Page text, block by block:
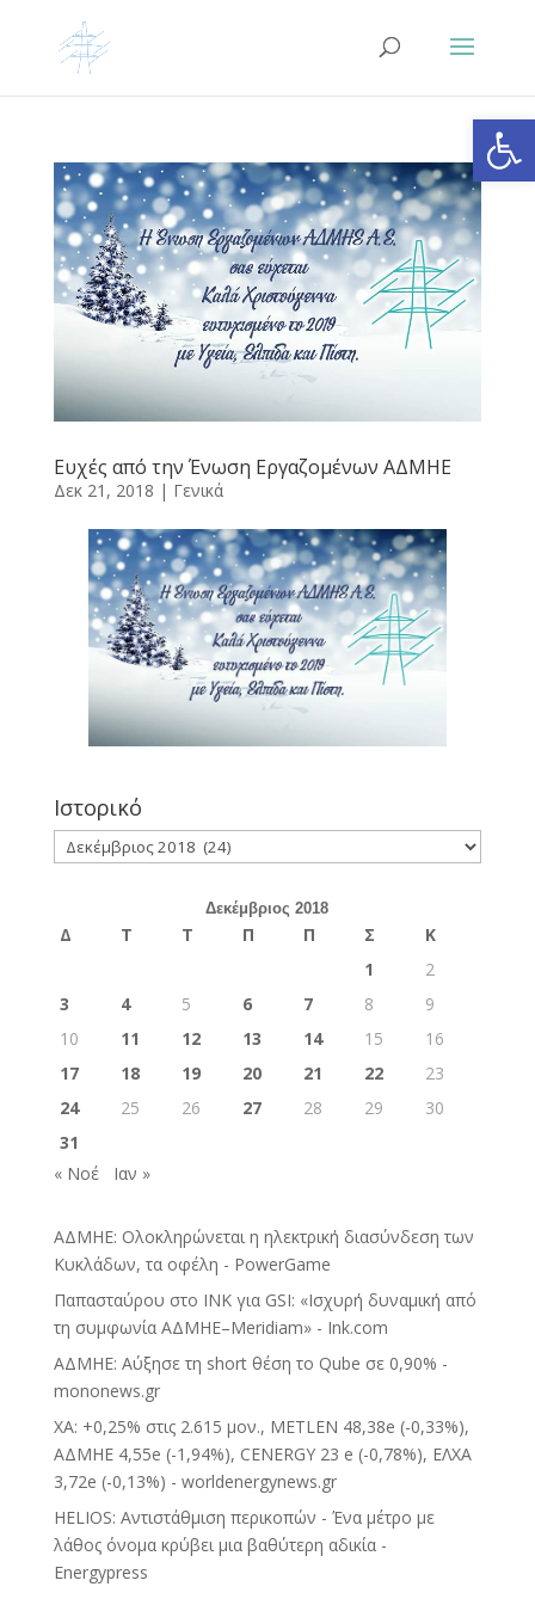
Ευχές από την Ένωση Εργαζομένων ΑΔΜΗΕ
Δεκ 21, 2018 | Γενικά
Ιστορικό
Ιστορικό
Δεκέμβριος 2018
Δ Τ Τ Π Π Σ
Κ
1
2
3
4 5 6 7 8
9
10
11 12 13 14 15
16
17
18 19 20 21 22
23
24
25 26 27 28 29
30
31
« Νοέ
Ιαν »
ΑΔΜΗΕ: Ολοκληρώνεται η ηλεκτρική διασύνδεση των
Κυκλάδων, τα οφέλη - PowerGame
Παπασταύρου στο INK για GSI: «Ισχυρή δυναμική από
τη συμφωνία ΑΔΜΗΕ–Meridiam» - Ink.com
ΑΔΜΗΕ: Αύξησε τη short θέση το Qube σε 0,90% -
mononews.gr
ΧΑ: +0,25% στις 2.615 μον., METLEN 48,38e (-0,33%),
ΑΔΜΗΕ 4,55e (-1,94%), CENERGY 23 e (-0,78%), ΕΛΧΑ
3,72e (-0,13%) - worldenergynews.gr
HELIOS: Αντιστάθμιση περικοπών - Ένα μέτρο με
λάθος όνομα κρύβει μια βαθύτερη αδικία -
Energypress